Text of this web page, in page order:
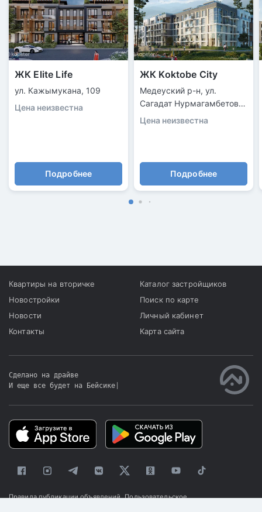
ЖК Elite Life
ул. Кажымукана, 109
Цена неизвестна
Подробнее
ЖК Koktobe City
Медеуский р-н, ул.
Сагадат Нурмагамбетова,
138/2
Цена неизвестна
Подробнее
Квартиры на вторичке
Новостройки
Новости
Контакты
Каталог застройщиков
Поиск по карте
Личный кабинет
Карта сайта
Сделано на драйве
И еще все будет на Бейсике
Правила публикации объявлений Пользовательское